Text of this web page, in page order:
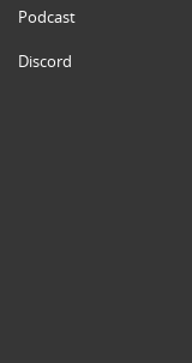
Podcast
Discord